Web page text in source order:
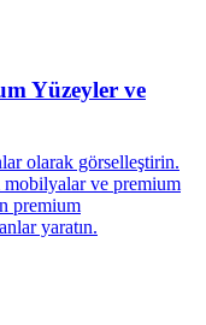
Yüzeyler ve
olarak görselleştirin.
mobilyalar ve premium
premium
yaratın.